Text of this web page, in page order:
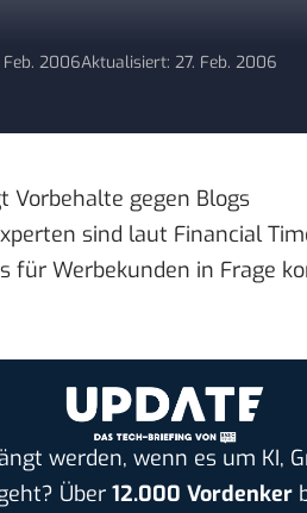
2006Aktualisiert: 27. Feb. 2006
Vorbehalte gegen Blogs
sind laut Financial
für Werbekunden in Frage
werden, wenn es um KI,
Über 12.000 Vordenker